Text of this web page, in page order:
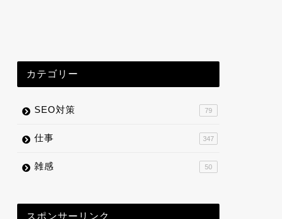
カテゴリー
SEO対策 79
仕事 347
雑感 50
スポンサーリンク